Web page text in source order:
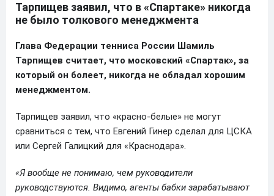
Тарпищев заявил, что в «Спартаке» никогда
не было толкового менеджмента
Глава Федерации тенниса России Шамиль
Тарпищев считает, что московский «Спартак», за
который он болеет, никогда не обладал хорошим
менеджментом.
Тарпищев заявил, что «красно-белые» не могут
сравниться с тем, что Евгений Гинер сделал для ЦСКА
или Сергей Галицкий для «Краснодара».
«Я вообще не понимаю, чем руководители
руководствуются. Видимо, агенты бабки зарабатывают